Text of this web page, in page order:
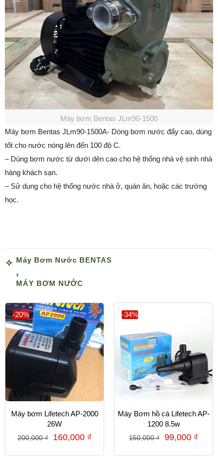
Máy bơm Bentas JLm90-1500
Máy bơm Bentas JLm90-1500A- Dòng bơm nước đẩy cao, dùng
tốt cho nước nóng lên đến 100 độ C.
– Dùng bơm nước từ dưới dên cao cho hệ thống nhà vệ sinh nhà
hàng khách sạn.
– Sử dụng cho hệ thống nước nhà ở, quán ăn, hoặc các trường
học.
Máy Bơm Nước BENTAS
,
MÁY BƠM NƯỚC
-20%
Máy bơm Lifetech AP-2000
26W
200,000₫ 160,000 ₫
-34%
Máy Bơm hồ cá Lifetech AP-
1200 8.5w
150,000₫ 99,000 ₫